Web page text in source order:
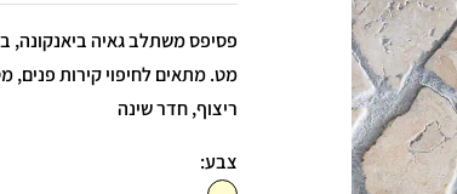
מט. מתאים לחיפוי קירות פנים,
ריצוף, חדר שינה
צבע: